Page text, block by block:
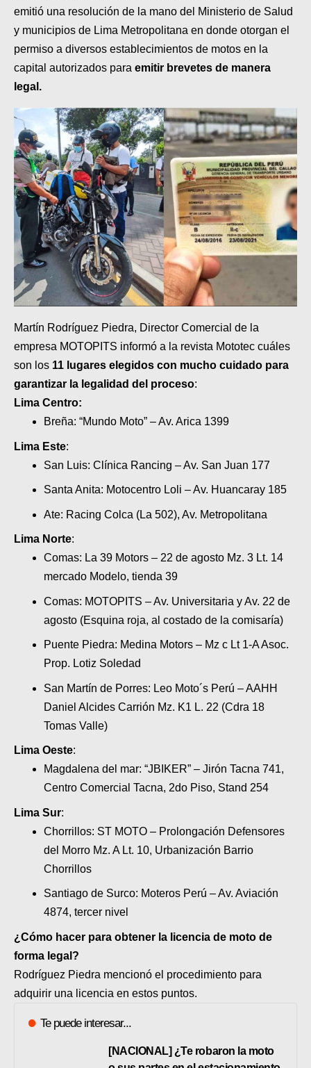
MOBIL
PLANES
MOTOS HONDA PERÚ
MOTOS HERO PERÚ
MOTOS ZONTES PERÚ
MOTOS HAOJUE PERÚ
MOTOS BENELLI PERÚ
MOTOS ZONGSHEN PERÚ
emitió una resolución de la mano del Ministerio de Salud
y municipios de Lima Metropolitana en donde otorgan el
permiso a diversos establecimientos de motos en la
capital autorizados para emitir brevetes de manera
legal.
Martín Rodríguez Piedra, Director Comercial de la
empresa MOTOPITS informó a la revista Mototec cuáles
son los 11 lugares elegidos con mucho cuidado para
garantizar la legalidad del proceso:
Lima Centro:
Breña: “Mundo Moto” – Av. Arica 1399
Lima Este:
San Luis: Clínica Rancing – Av. San Juan 177
Santa Anita: Motocentro Loli – Av. Huancaray 185
Ate: Racing Colca (La 502), Av. Metropolitana
Lima Norte:
Comas: La 39 Motors – 22 de agosto Mz. 3 Lt. 14
mercado Modelo, tienda 39
Comas: MOTOPITS – Av. Universitaria y Av. 22 de
agosto (Esquina roja, al costado de la comisaría)
Puente Piedra: Medina Motors – Mz c Lt 1-A Asoc.
Prop. Lotiz Soledad
San Martín de Porres: Leo Moto´s Perú – AAHH
Daniel Alcides Carrión Mz. K1 L. 22 (Cdra 18
Tomas Valle)
Lima Oeste:
Magdalena del mar: “JBIKER” – Jirón Tacna 741,
Centro Comercial Tacna, 2do Piso, Stand 254
Lima Sur:
Chorrillos: ST MOTO – Prolongación Defensores
del Morro Mz. A Lt. 10, Urbanización Barrio
Chorrillos
Santiago de Surco: Moteros Perú – Av. Aviación
4874, tercer nivel
¿Cómo hacer para obtener la licencia de moto de
forma legal?
Rodríguez Piedra mencionó el procedimiento para
adquirir una licencia en estos puntos.
Te puede interesar...
[NACIONAL] ¿Te robaron la moto